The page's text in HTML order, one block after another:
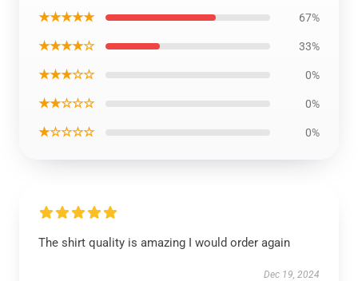
★★★★★ 67%
★★★★☆ 33%
★★★☆☆ 0%
★★☆☆☆ 0%
★☆☆☆☆ 0%
The shirt quality is amazing I would order again
Dec 19, 2024